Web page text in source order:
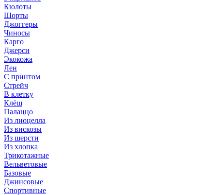
Кюлоты
Шорты
Джоггеры
Чиносы
Карго
Джерси
Экокожа
Лен
С принтом
Стрейч
В клетку
Клёш
Палаццо
Из лиоцелла
Из вискозы
Из шерсти
Из хлопка
Трикотажные
Вельветовые
Базовые
Джинсовые
Спортивные